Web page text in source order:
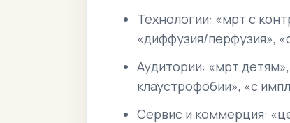
Технологии: «мрт с
«диффузия/перфузия»,
Аудитории: «мрт
клаустрофобии», «с
Сервис и коммерция: